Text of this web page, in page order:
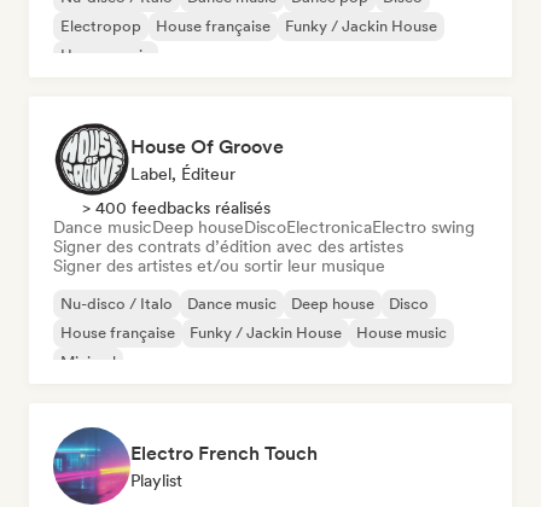
Electropop
House française
Funky / Jackin House
House music
House Of Groove
Label, Éditeur
> 400 feedbacks réalisés
Dance musicDeep houseDiscoElectronicaElectro swing
Signer des contrats d’édition avec des artistes
Signer des artistes et/ou sortir leur musique
Nu-disco / Italo Dance music Deep house
Disco
House française
Funky / Jackin House
House music
Minimal
Electro French Touch
Playlist